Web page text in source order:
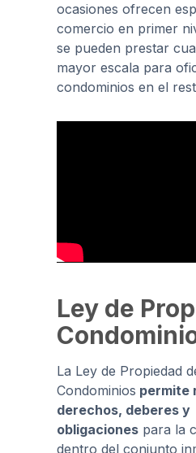
ocasiones ofrecen
comercio en primer
se pueden prestar
mayor escala para
condominios en el
Ley de
La Ley de Propiedad
Condominios permite
derechos, deberes y
obligaciones para la
dentro del conjunto